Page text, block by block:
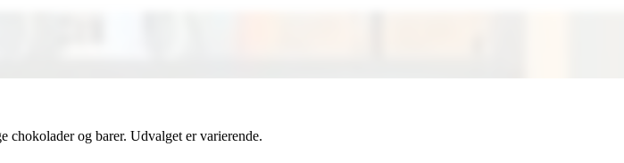
og barer. Udvalget er varierende.